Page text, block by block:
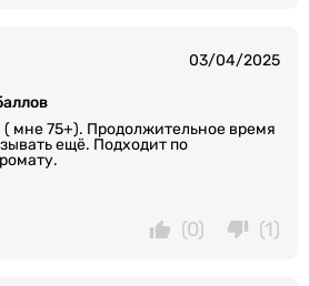
03/04/2025
мне 75+). Продолжительное время
ещё. Подходит по
(1)
(0)